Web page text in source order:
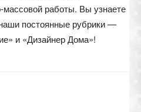
массовой работы. Вы узнаете
постоянные рубрики —
и «Дизайнер Дома»!